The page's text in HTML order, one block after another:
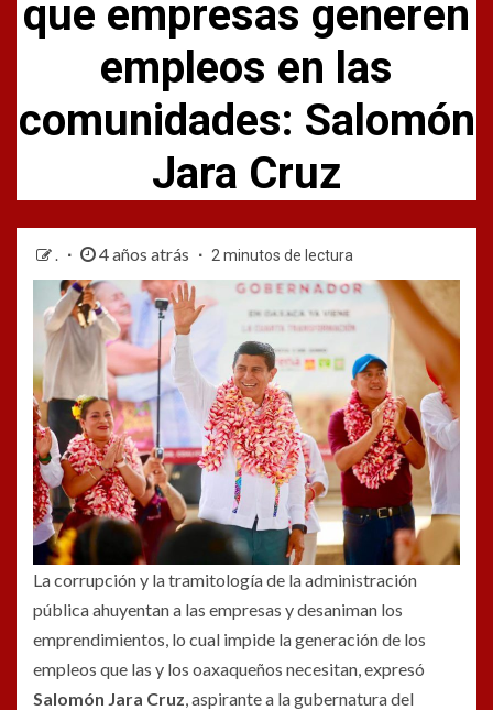
que empresas generen
empleos en las
comunidades: Salomón
Jara Cruz
. 4 años atrás 2 minutos de lectura
La corrupción y la tramitología de la administración
pública ahuyentan a las empresas y desaniman los
emprendimientos, lo cual impide la generación de los
empleos que las y los oaxaqueños necesitan, expresó
Salomón Jara Cruz , aspirante a la gubernatura del